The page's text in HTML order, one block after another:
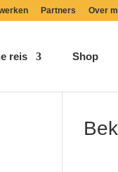
Partners Over
reis Shop